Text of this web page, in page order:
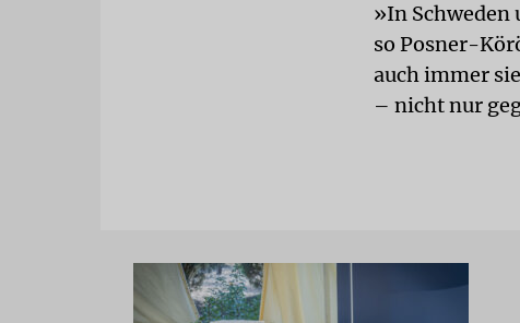
»In Schweden
so Posner-
auch immer
– nicht nur